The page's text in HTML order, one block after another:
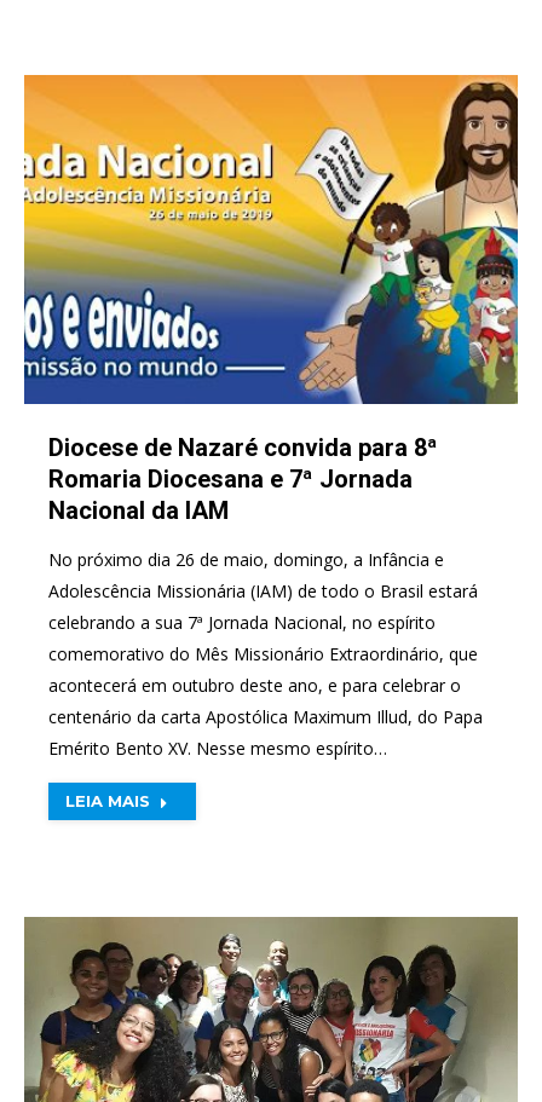
Diocese de Nazaré convida para 8ª
Romaria Diocesana e 7ª Jornada
Nacional da IAM
No próximo dia 26 de maio, domingo, a Infância e
Adolescência Missionária (IAM) de todo o Brasil estará
celebrando a sua 7ª Jornada Nacional, no espírito
comemorativo do Mês Missionário Extraordinário, que
acontecerá em outubro deste ano, e para celebrar o
centenário da carta Apostólica Maximum Illud, do Papa
Emérito Bento XV. Nesse mesmo espírito…
LEIA MAIS